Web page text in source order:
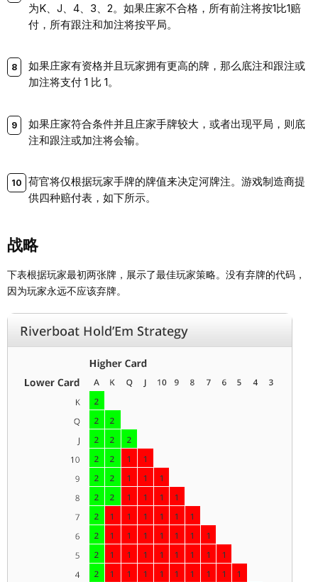
为K、J、4、3、2。如果庄家不合格，所有前注将按1比1赔
付，所有跟注和加注将按平局。
如果庄家有资格并且玩家拥有更高的牌，那么底注和跟注或
加注将支付 1 比 1。
如果庄家符合条件并且庄家手牌较大，或者出现平局，则底
注和跟注或加注将会输。
荷官将仅根据玩家手牌的牌值来决定河牌注。游戏制造商提
供四种赔付表，如下所示。
战略
下表根据玩家最初两张牌，展示了最佳玩家策略。没有弃牌的代码，
因为玩家永远不应该弃牌。